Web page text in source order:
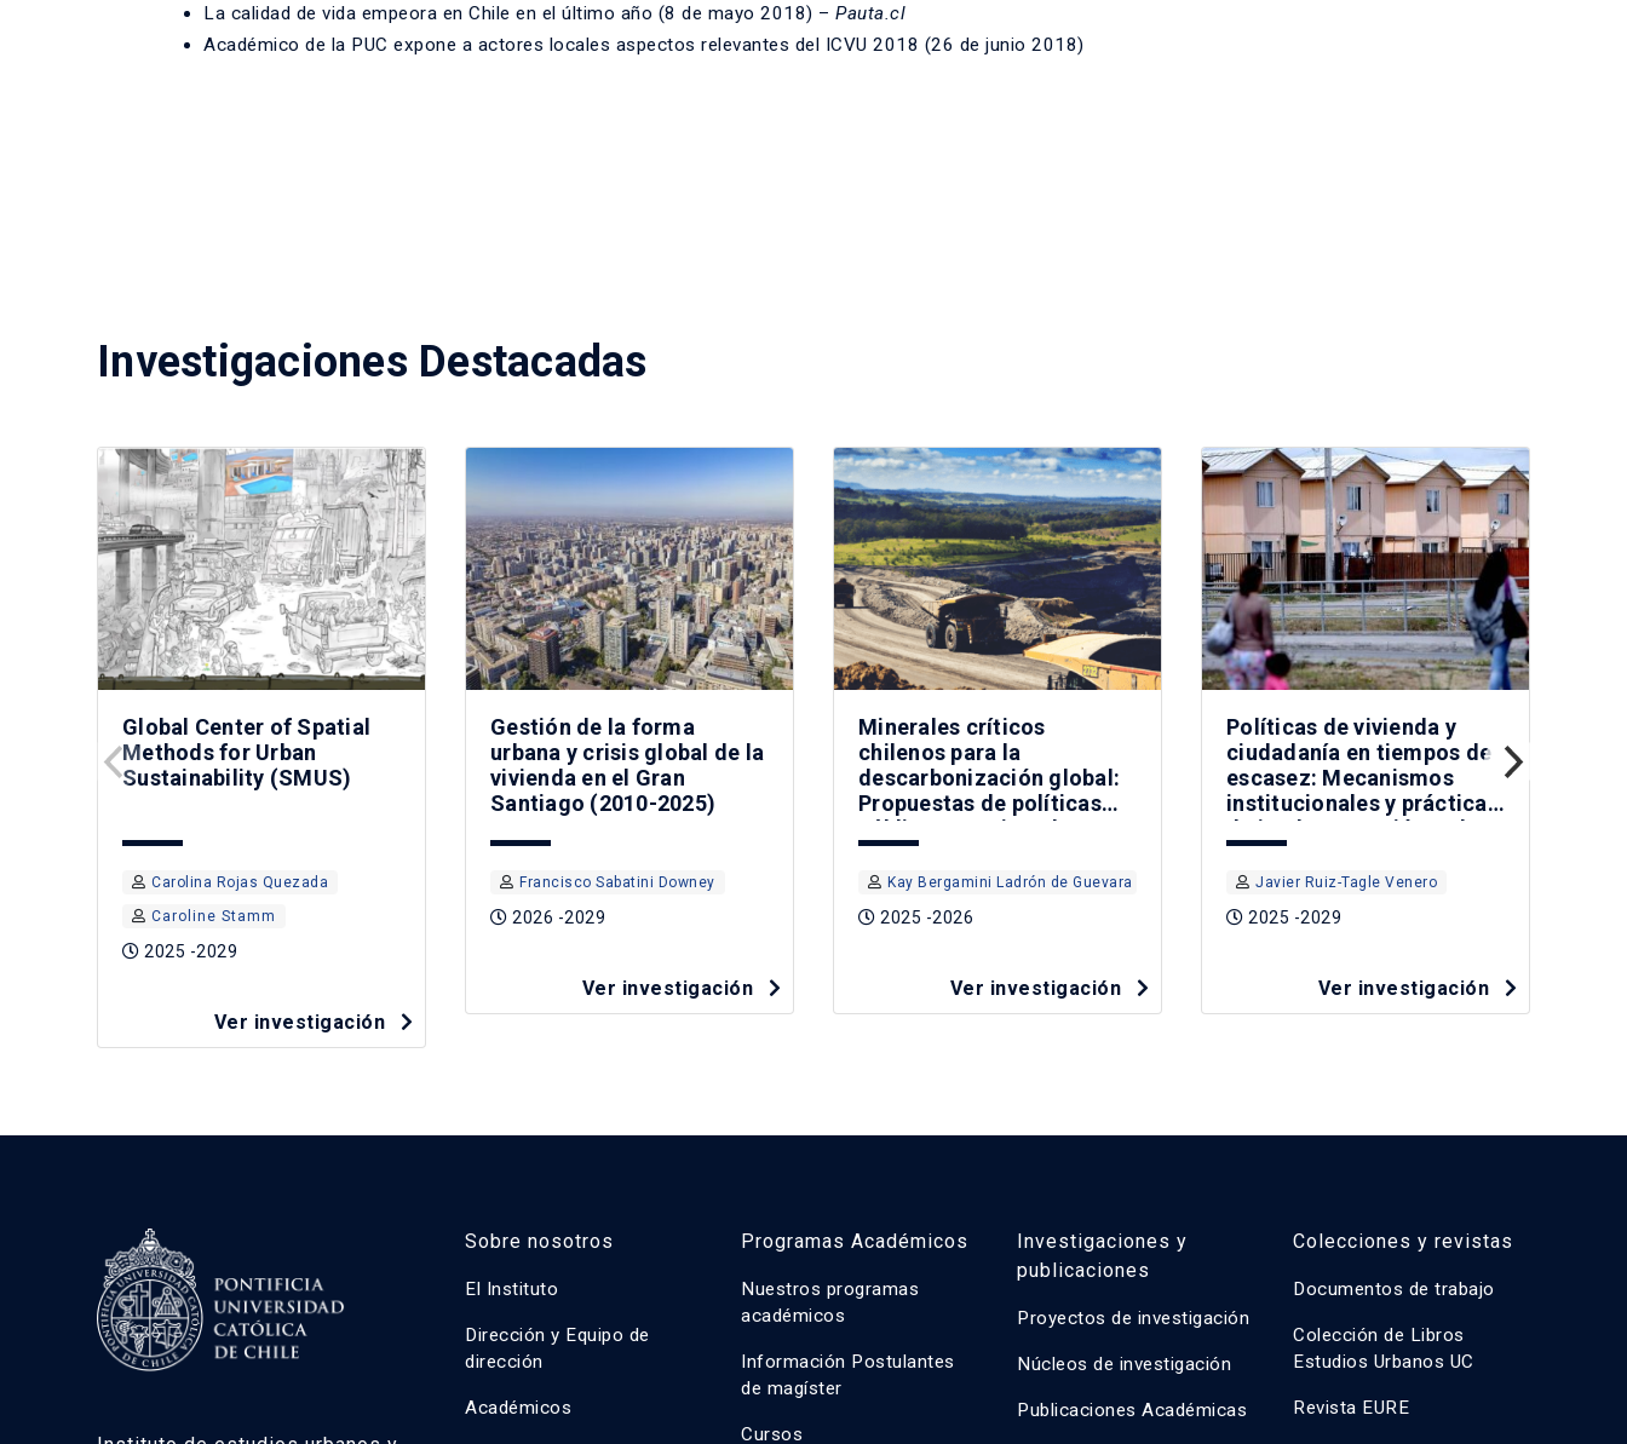
La calidad de vida empeora en Chile en el último año (8 de mayo 2018) – Pauta.cl
Académico de la PUC expone a actores locales aspectos relevantes del ICVU 2018 (26 de junio 2018)
Investigaciones Destacadas
Global Center of Spatial
Methods for Urban
Sustainability (SMUS)
Carolina Rojas Quezada
Caroline Stamm
2025 -2029
Ver investigación
Gestión de la forma
urbana y crisis global de la
vivienda en el Gran
Santiago (2010-2025)
Francisco Sabatini Downey
2026 -2029
Ver investigación
Minerales críticos
chilenos para la
descarbonización global:
Propuestas de políticas
públicas para impulsar una
minería responsable y
sostenible
Kay Bergamini Ladrón de Guevara
2025 -2026
Ver investigación
Políticas de vivienda y
ciudadanía en tiempos de
escasez: Mecanismos
institucionales y prácticas
de implementación en la
creación de subjetividad
entre clases medias y
bajas
Javier Ruiz-Tagle Venero
2025 -2029
Ver investigación
Sobre nosotros
El Instituto
Dirección y Equipo de
dirección
Académicos
Programas Académicos
Nuestros programas
académicos
Información Postulantes
de magíster
Cursos
Investigaciones y
publicaciones
Proyectos de investigación
Núcleos de investigación
Publicaciones Académicas
Colecciones y revistas
Documentos de trabajo
Colección de Libros
Estudios Urbanos UC
Revista EURE